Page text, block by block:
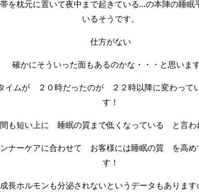
を枕元に置いて夜中まで起きている…の本陣の睡眠
いるそうです。
仕方がない
確かにそういった面もあるのかな・・・と思います
タイムが ２０時だったのが ２２時以降に変わって
す！
も短い上に 睡眠の質まで低くなっている と言わ
ンナーケアに合わせて お客様には睡眠の質 を高
す！
長ホルモンも分泌されないというデータもありま